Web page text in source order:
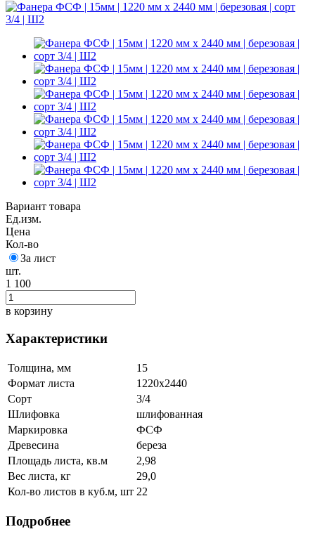
Вариант товара
Ед.изм.
Цена
Кол-во
За лист
шт.
1 100
в корзину
Характеристики
Толщина, мм
15
Формат листа
1220х2440
Сорт
3/4
Шлифовка
шлифованная
Маркировка
ФСФ
Древесина
береза
Площадь листа, кв.м
2,98
Вес листа, кг
29,0
Кол-во листов в куб.м, шт 22
Подробнее